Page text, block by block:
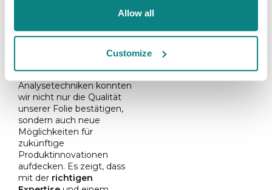
Allow all
Customize
der Produktentwicklung
die Kombination von
und innovativen
Analysetechniken konnten
wir nicht nur die Qualität
unserer Folie bestätigen,
sondern auch neue
Möglichkeiten für
zukünftige
Produktinnovationen
aufdecken. Es zeigt, dass
mit der richtigen